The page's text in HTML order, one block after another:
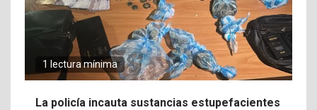
1 lectura mínima
La policía incauta sustancias estupefacientes